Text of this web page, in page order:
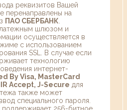
реквизитов Вашей
перенаправлены на
ПАО СБЕРБАНК
шлюзом и
осуществляется в
с использованием
SSL. В случае если
технологию
интернет-
By Visa, MasterCard
Accept, J-Secure для
также может
специального пароля.
поддерживает 256-битное